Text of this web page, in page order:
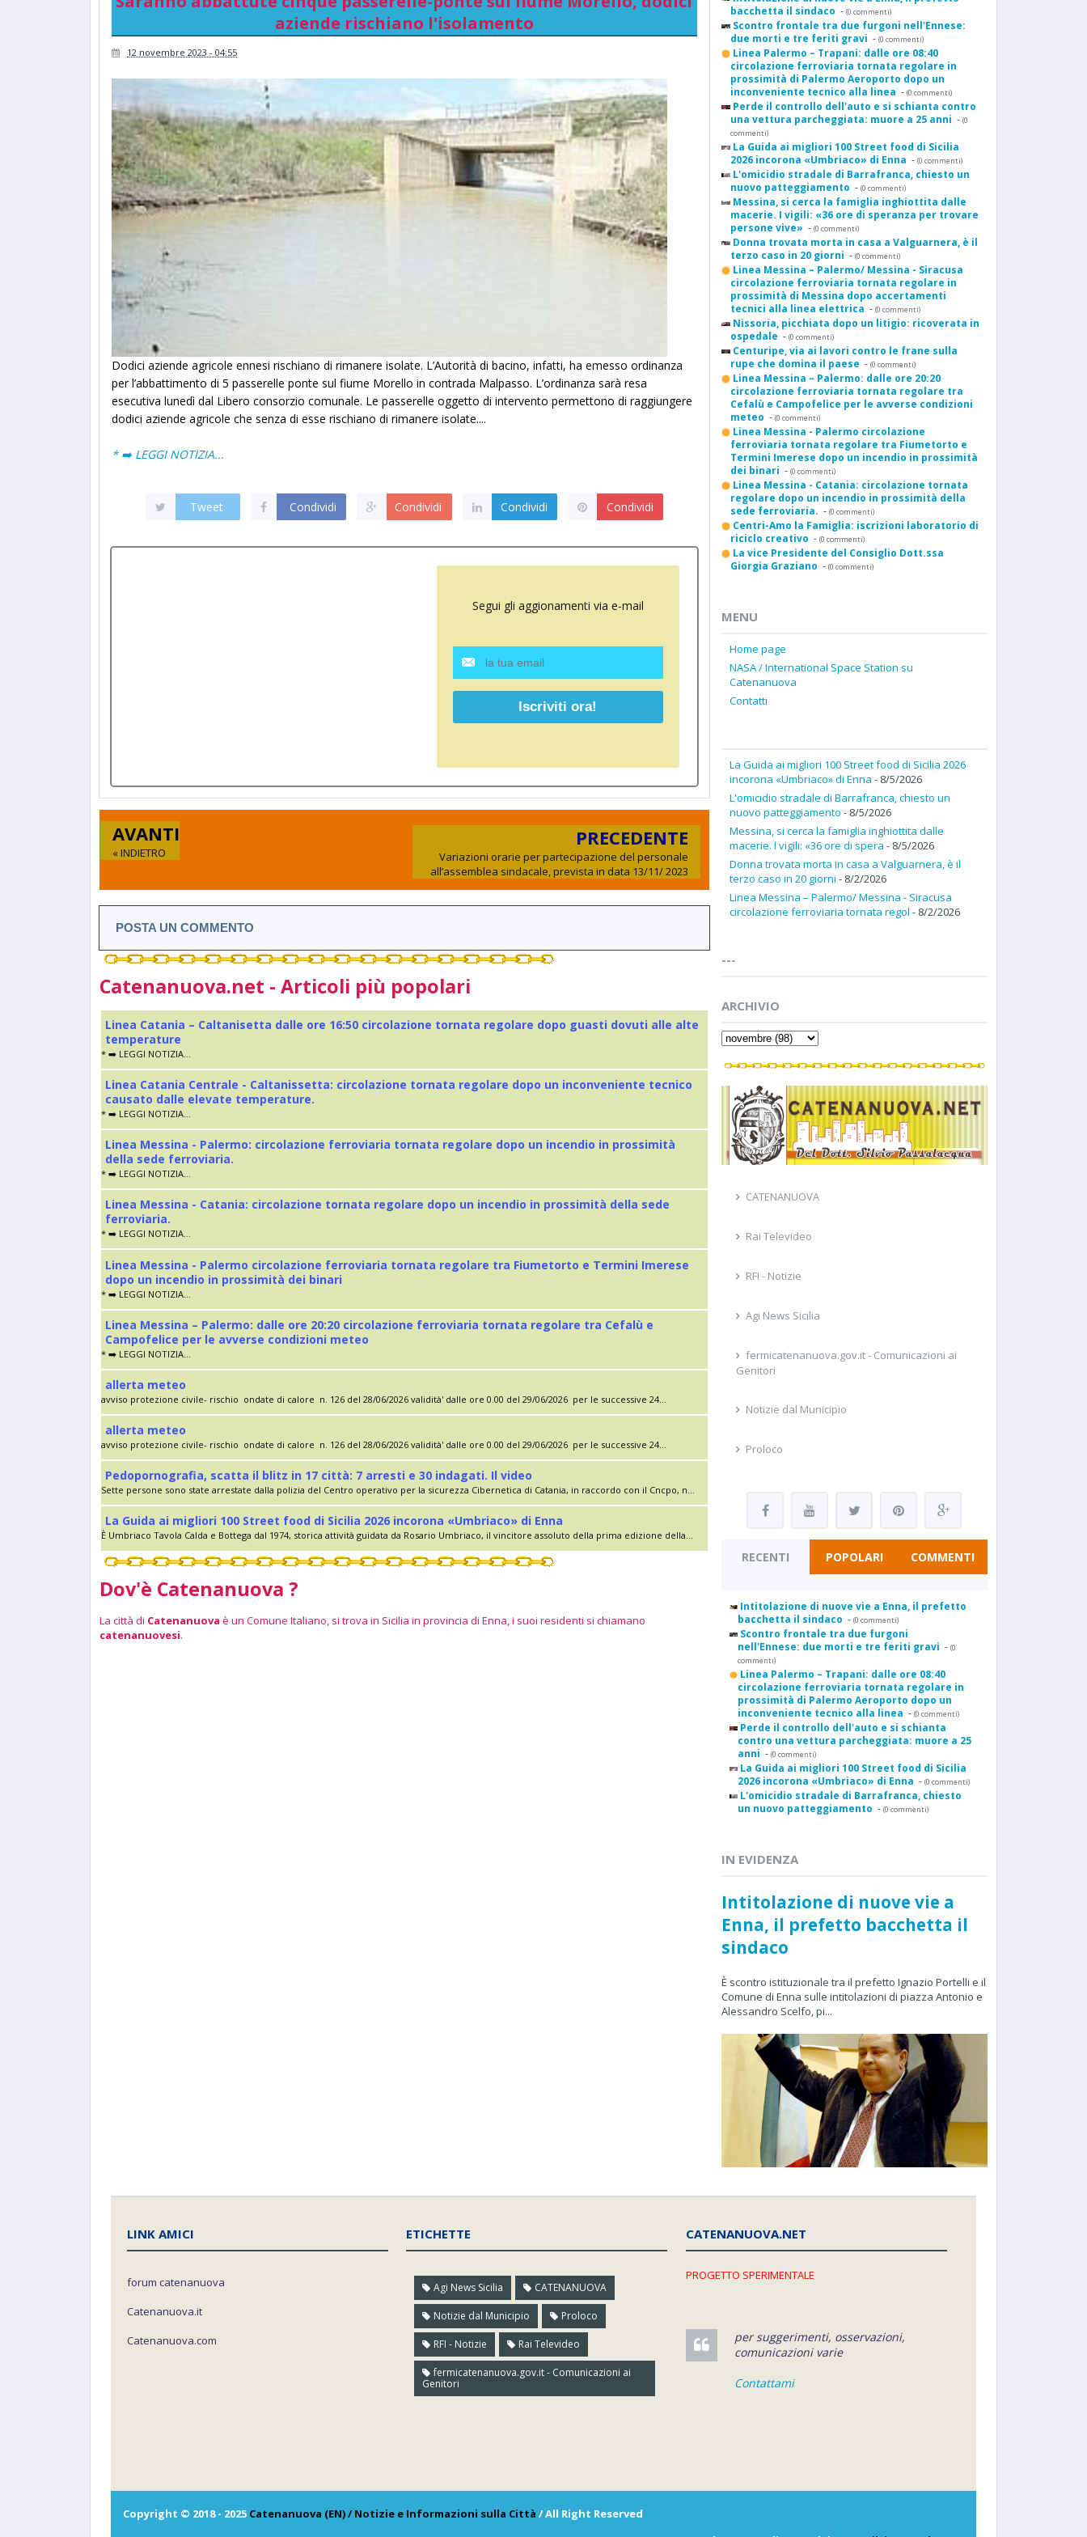
aziende rischiano l'isolamento
12 novembre 2023 - 04:55
Dodici aziende agricole ennesi rischiano di rimanere isolate. L’Autorità di bacino, infatti, ha emesso ordinanza
per l’abbattimento di 5 passerelle ponte sul fiume Morello in contrada Malpasso. L’ordinanza sarà resa
esecutiva lunedì dal Libero consorzio comunale. Le passerelle oggetto di intervento permettono di raggiungere
dodici aziende agricole che senza di esse rischiano di rimanere isolate....
* ➡️ LEGGI NOTIZIA...
Tweet Condividi Condividi Condividi Condividi
Segui gli aggionamenti via e-mail
AVANTI
« INDIETRO
PRECEDENTE
Variazioni orarie per partecipazione del personale
all’assemblea sindacale, prevista in data 13/11/ 2023
POSTA UN COMMENTO
Catenanuova.net - Articoli più popolari
Linea Catania – Caltanisetta dalle ore 16:50 circolazione tornata regolare dopo guasti dovuti alle alte
temperature
* ➡️ LEGGI NOTIZIA...
Linea Catania Centrale - Caltanissetta: circolazione tornata regolare dopo un inconveniente tecnico
causato dalle elevate temperature.
* ➡️ LEGGI NOTIZIA...
Linea Messina - Palermo: circolazione ferroviaria tornata regolare dopo un incendio in prossimità
della sede ferroviaria.
* ➡️ LEGGI NOTIZIA...
Linea Messina - Catania: circolazione tornata regolare dopo un incendio in prossimità della sede
ferroviaria.
* ➡️ LEGGI NOTIZIA...
Linea Messina - Palermo circolazione ferroviaria tornata regolare tra Fiumetorto e Termini Imerese
dopo un incendio in prossimità dei binari
* ➡️ LEGGI NOTIZIA...
Linea Messina – Palermo: dalle ore 20:20 circolazione ferroviaria tornata regolare tra Cefalù e
Campofelice per le avverse condizioni meteo
* ➡️ LEGGI NOTIZIA...
allerta meteo
avviso protezione civile- rischio ondate di calore n. 126 del 28/06/2026 validità' dalle ore 0.00 del 29/06/2026 per le successive 24...
allerta meteo
avviso protezione civile- rischio ondate di calore n. 126 del 28/06/2026 validità' dalle ore 0.00 del 29/06/2026 per le successive 24...
Pedopornografia, scatta il blitz in 17 città: 7 arresti e 30 indagati. Il video
Sette persone sono state arrestate dalla polizia del Centro operativo per la sicurezza Cibernetica di Catania, in raccordo con il Cncpo, n...
La Guida ai migliori 100 Street food di Sicilia 2026 incorona «Umbriaco» di Enna
È Umbriaco Tavola Calda e Bottega dal 1974, storica attività guidata da Rosario Umbriaco, il vincitore assoluto della prima edizione della...
Dov'è Catenanuova ?
La città di Catenanuova è un Comune Italiano, si trova in Sicilia in provincia di Enna, i suoi residenti si chiamano
catenanuovesi.
bacchetta il sindaco - (0 commenti)
Scontro frontale tra due furgoni nell'Ennese:
due morti e tre feriti gravi - (0 commenti)
Linea Palermo – Trapani: dalle ore 08:40
circolazione ferroviaria tornata regolare in
prossimità di Palermo Aeroporto dopo un
inconveniente tecnico alla linea - (0 commenti)
Perde il controllo dell'auto e si schianta contro
una vettura parcheggiata: muore a 25 anni - (0
commenti)
La Guida ai migliori 100 Street food di Sicilia
2026 incorona «Umbriaco» di Enna - (0 commenti)
L'omicidio stradale di Barrafranca, chiesto un
nuovo patteggiamento - (0 commenti)
Messina, si cerca la famiglia inghiottita dalle
macerie. I vigili: «36 ore di speranza per trovare
persone vive» - (0 commenti)
Donna trovata morta in casa a Valguarnera, è il
terzo caso in 20 giorni - (0 commenti)
Linea Messina – Palermo/ Messina - Siracusa
circolazione ferroviaria tornata regolare in
prossimità di Messina dopo accertamenti
tecnici alla linea elettrica - (0 commenti)
Nissoria, picchiata dopo un litigio: ricoverata in
ospedale - (0 commenti)
Centuripe, via ai lavori contro le frane sulla
rupe che domina il paese - (0 commenti)
Linea Messina – Palermo: dalle ore 20:20
circolazione ferroviaria tornata regolare tra
Cefalù e Campofelice per le avverse condizioni
meteo - (0 commenti)
Linea Messina - Palermo circolazione
ferroviaria tornata regolare tra Fiumetorto e
Termini Imerese dopo un incendio in prossimità
dei binari - (0 commenti)
Linea Messina - Catania: circolazione tornata
regolare dopo un incendio in prossimità della
sede ferroviaria. - (0 commenti)
Centri-Amo la Famiglia: iscrizioni laboratorio di
riciclo creativo - (0 commenti)
La vice Presidente del Consiglio Dott.ssa
Giorgia Graziano - (0 commenti)
MENU
Home page
NASA / International Space Station su
Catenanuova
Contatti
La Guida ai migliori 100 Street food di Sicilia 2026
incorona «Umbriaco» di Enna - 8/5/2026
L'omicidio stradale di Barrafranca, chiesto un
nuovo patteggiamento - 8/5/2026
Messina, si cerca la famiglia inghiottita dalle
macerie. I vigili: «36 ore di spera - 8/5/2026
Donna trovata morta in casa a Valguarnera, è il
terzo caso in 20 giorni - 8/2/2026
Linea Messina – Palermo/ Messina - Siracusa
circolazione ferroviaria tornata regol - 8/2/2026
---
ARCHIVIO
CATENANUOVA
Rai Televideo
RFI - Notizie
Agi News Sicilia
fermicatenanuova.gov.it - Comunicazioni ai
Genitori
Notizie dal Municipio
Proloco
RECENTI POPOLARI COMMENTI
Intitolazione di nuove vie a Enna, il prefetto
bacchetta il sindaco - (0 commenti)
Scontro frontale tra due furgoni
nell'Ennese: due morti e tre feriti gravi - (0
commenti)
Linea Palermo – Trapani: dalle ore 08:40
circolazione ferroviaria tornata regolare in
prossimità di Palermo Aeroporto dopo un
inconveniente tecnico alla linea - (0 commenti)
Perde il controllo dell'auto e si schianta
contro una vettura parcheggiata: muore a 25
anni - (0 commenti)
La Guida ai migliori 100 Street food di Sicilia
2026 incorona «Umbriaco» di Enna - (0 commenti)
L'omicidio stradale di Barrafranca, chiesto
un nuovo patteggiamento - (0 commenti)
IN EVIDENZA
Intitolazione di nuove vie a
Enna, il prefetto bacchetta il
sindaco
È scontro istituzionale tra il prefetto Ignazio Portelli e il
Comune di Enna sulle intitolazioni di piazza Antonio e
Alessandro Scelfo, pi...
LINK AMICI
forum catenanuova
Catenanuova.it
Catenanuova.com
ETICHETTE
Agi News Sicilia CATENANUOVA
Notizie dal Municipio Proloco
RFI - Notizie Rai Televideo
fermicatenanuova.gov.it - Comunicazioni ai
Genitori
CATENANUOVA.NET
PROGETTO SPERIMENTALE
per suggerimenti, osservazioni,
comunicazioni varie
Contattami
Copyright © 2018 - 2025 Catenanuova (EN) / Notizie e Informazioni sulla Città / All Right Reserved